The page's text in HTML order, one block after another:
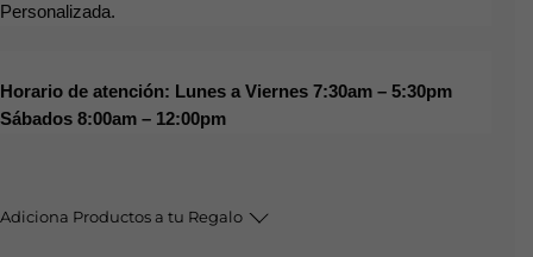
Personalizada.
Horario de atención: Lunes a Viernes 7:30am – 5:30pm
Sábados 8:00am – 12:00pm
Adiciona Productos a tu Regalo